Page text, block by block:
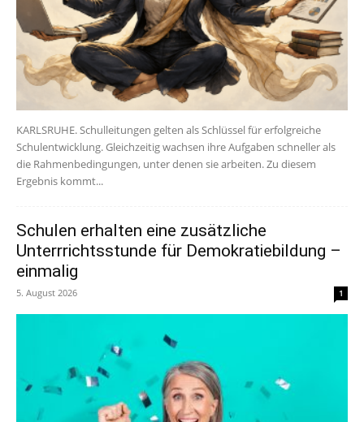
KARLSRUHE. Schulleitungen gelten als Schlüssel für erfolgreiche
Schulentwicklung. Gleichzeitig wachsen ihre Aufgaben schneller als
die Rahmenbedingungen, unter denen sie arbeiten. Zu diesem
Ergebnis kommt...
Schulen erhalten eine zusätzliche
Unterrrichtsstunde für Demokratiebildung –
einmalig
5. August 2026 1